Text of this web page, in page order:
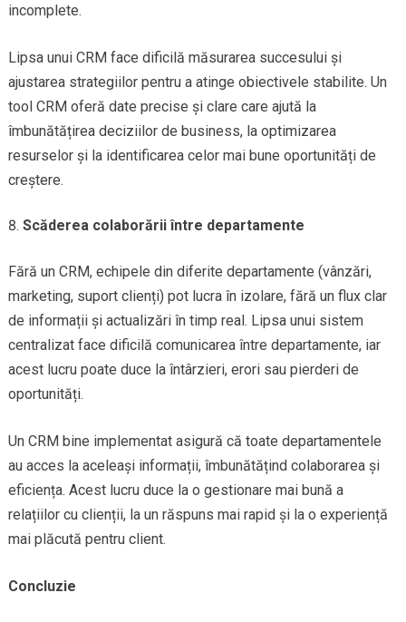
incomplete.
Lipsa unui CRM face dificilă măsurarea succesului și
ajustarea strategiilor pentru a atinge obiectivele stabilite. Un
tool CRM oferă date precise și clare care ajută la
îmbunătățirea deciziilor de business, la optimizarea
resurselor și la identificarea celor mai bune oportunități de
creștere.
Scăderea colaborării între departamente
Fără un CRM, echipele din diferite departamente (vânzări,
marketing, suport clienți) pot lucra în izolare, fără un flux clar
de informații și actualizări în timp real. Lipsa unui sistem
centralizat face dificilă comunicarea între departamente, iar
acest lucru poate duce la întârzieri, erori sau pierderi de
oportunități.
Un CRM bine implementat asigură că toate departamentele
au acces la aceleași informații, îmbunătățind colaborarea și
eficiența. Acest lucru duce la o gestionare mai bună a
relațiilor cu clienții, la un răspuns mai rapid și la o experiență
mai plăcută pentru client.
Concluzie